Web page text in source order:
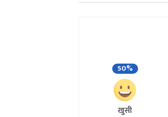
50%
खुसी